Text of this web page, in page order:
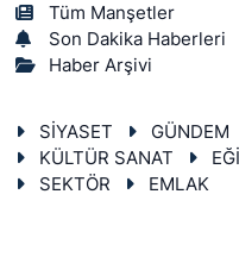
Tüm Manşetler
Son Dakika Haberleri
Haber Arşivi
SİYASET GÜNDEM
KÜLTÜR SANAT
SEKTÖR
EMLAK